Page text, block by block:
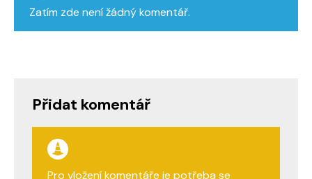
Zatím zde není žádný komentář.
Přidat komentář
Pro vložení komentáře je potřeba se